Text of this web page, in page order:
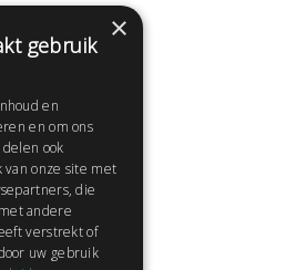
Help
Contact
naar:
×
gebruik
en
en om ons
ook
onze site met
die
andere
verstrekt of
uw gebruik